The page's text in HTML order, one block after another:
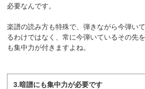
必要なんです。
楽譜の読み方も特殊で、弾きながら今弾い
るわけではなく、常に今弾いているその先
も集中力が付きますよね。
3.暗譜にも集中力が必要です